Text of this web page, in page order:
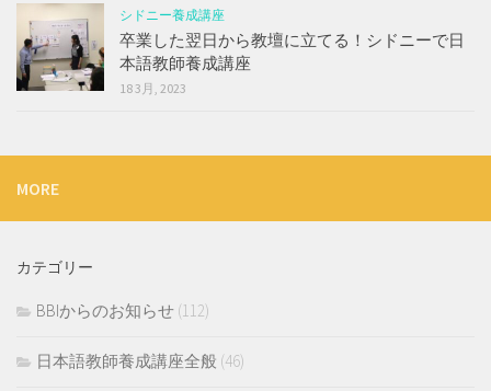
シドニー養成講座
卒業した翌日から教壇に立てる！シドニーで日
本語教師養成講座
18 3月, 2023
MORE
カテゴリー
BBIからのお知らせ (112)
日本語教師養成講座全般 (46)